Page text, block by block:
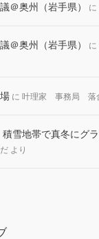
＠奥州（岩手県） に
＠奥州（岩手県） に
に 叶理家 事務局 落
雪地帯で真冬にグ
より